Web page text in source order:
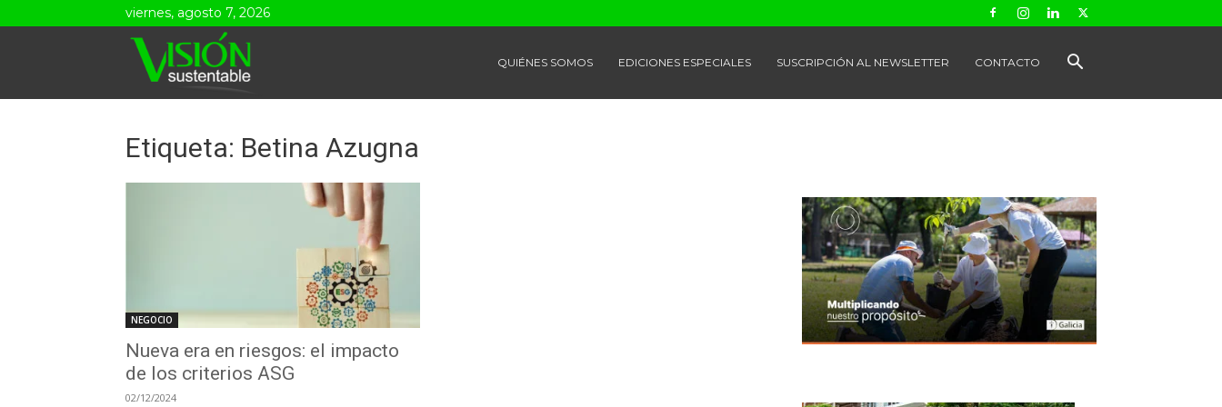
viernes, agosto 7, 2026
Sustentable
QUIÉNES SOMOS EDICIONES ESPECIALES SUSCRIPCIÓN AL NEWSLETTER CONTACTO
Etiqueta: Betina Azugna
NEGOCIO
Nueva era en riesgos: el impacto
de los criterios ASG
02/12/2024